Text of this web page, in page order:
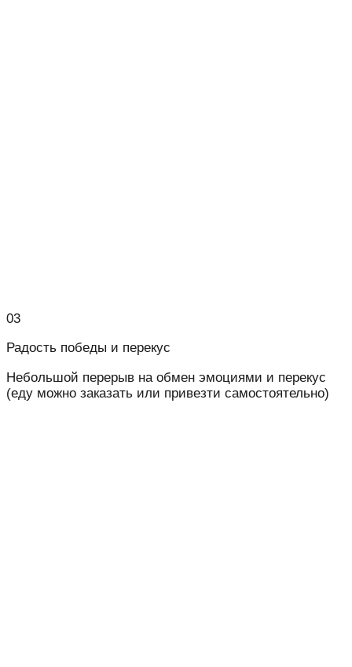
03
Радость победы и перекус
Небольшой перерыв на обмен эмоциями и перекус
(еду можно заказать или привезти самостоятельно)